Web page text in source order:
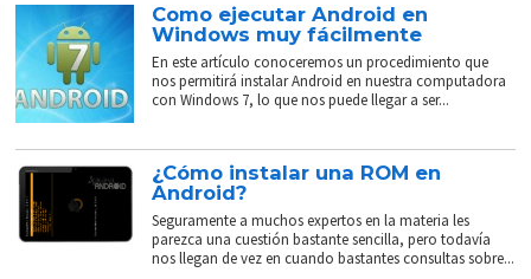
Como ejecutar Android en
Windows muy fácilmente
En este artículo conoceremos un procedimiento que
nos permitirá instalar Android en nuestra computadora
con Windows 7, lo que nos puede llegar a ser...
¿Cómo instalar una ROM en
Android?
Seguramente a muchos expertos en la materia les
parezca una cuestión bastante sencilla, pero todavía
nos llegan de vez en cuando bastantes consultas sobre...